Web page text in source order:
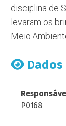
disciplina de
levaram os
Meio
Dados
P0168